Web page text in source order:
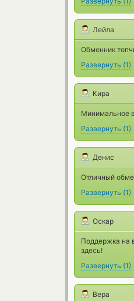
Лейла
Обменник
Развернуть (1)
Кира
Минимальное
Развернуть (1)
Денис
Отличный
Развернуть (1)
Оскар
Поддержка на
здесь!
Развернуть (1)
Вера